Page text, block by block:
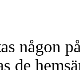
någon
de